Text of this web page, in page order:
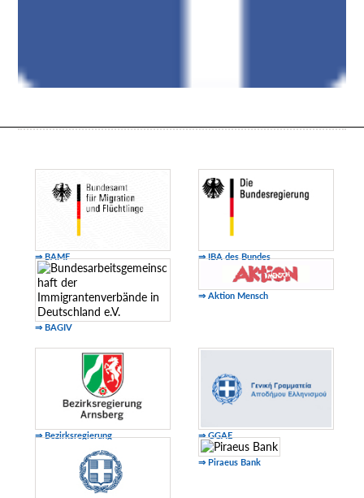
⇒ BAMF ⇒ IBA des Bundes
⇒ BAGIV
⇒ Aktion Mensch
⇒ Bezirksregierung ⇒ GGAE
⇒ Piraeus Bank